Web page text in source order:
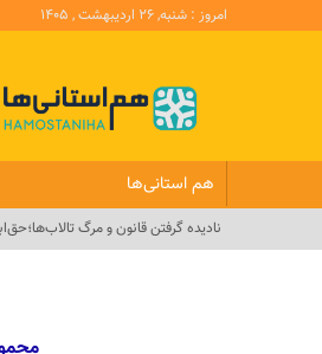
امروز : شنبه, ۲۶ اردیبهشت , ۱۴۰۵
هم استانی‌ها
نادیده گرفتن قانون و مرگ